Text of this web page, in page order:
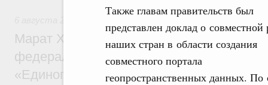
Также главам правительств был
представлен доклад о совместной
наших стран в области создания
совместного портала
геопространственных данных. По
Регулирование в сфере строительства
Марат Хуснуллин: Более 130
федерального значения построено под
«Единого заказчика»